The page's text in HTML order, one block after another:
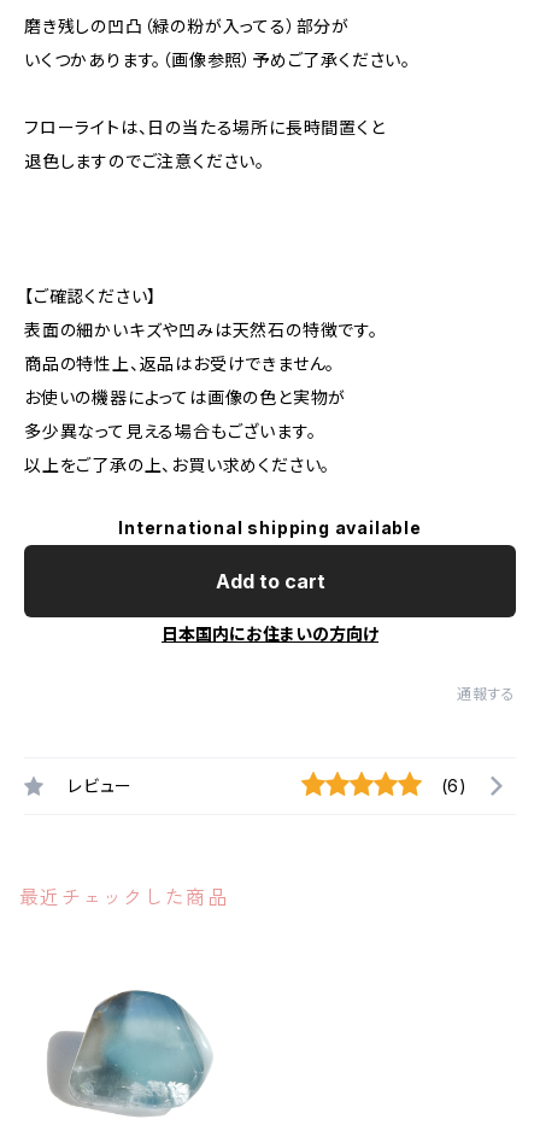
磨き残しの凹凸（緑の粉が入ってる）部分が
いくつかあります。（画像参照）予めご了承ください。
フローライトは、日の当たる場所に長時間置くと
退色しますのでご注意ください。
【ご確認ください】
表面の細かいキズや凹みは天然石の特徴です。
商品の特性上、返品はお受けできません。
お使いの機器によっては画像の色と実物が
多少異なって見える場合もございます。
以上をご了承の上、お買い求めください。
International shipping available
Add to cart
日本国内にお住まいの方向け
通報する
レビュー (6)
最近チェックした商品